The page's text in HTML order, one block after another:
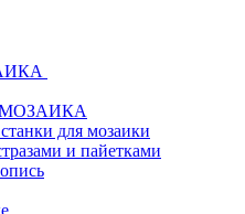
для мозаики
и пайетками